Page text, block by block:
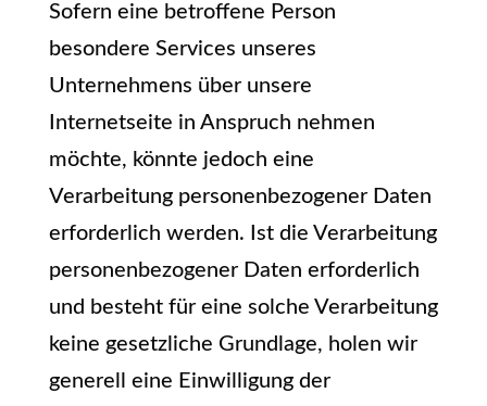
Sofern eine betroffene Person
besondere Services unseres
Unternehmens über unsere
Internetseite in Anspruch nehmen
möchte, könnte jedoch eine
Verarbeitung personenbezogener Daten
erforderlich werden. Ist die Verarbeitung
personenbezogener Daten erforderlich
und besteht für eine solche Verarbeitung
keine gesetzliche Grundlage, holen wir
generell eine Einwilligung der